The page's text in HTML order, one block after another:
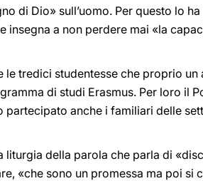
di Dio» sull’uomo. Per questo lo
a non perdere mai «la
tredici studentesse che proprio
di studi Erasmus. Per loro il
anche i familiari delle
della parola che parla di
«che sono un promessa ma poi si